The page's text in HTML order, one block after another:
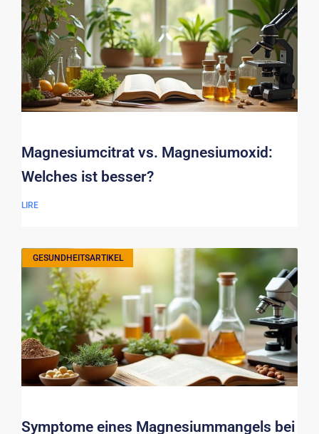
Magnesiumcitrat vs. Magnesiumoxid:
Welches ist besser?
LIRE
GESUNDHEITSARTIKEL
Symptome eines Magnesiummangels bei